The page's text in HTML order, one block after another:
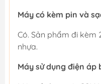
Máy có kèm pin và
Có. Sản phẩm đi kèm
nhựa.
Máy sử dụng điện áp